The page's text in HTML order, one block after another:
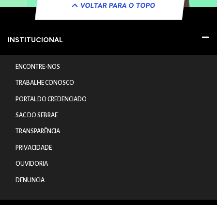
VOLTAR PARA O TOPO
INSTITUCIONAL
ENCONTRE-NOS
TRABALHE CONOSCO
PORTAL DO CREDENCIADO
SAC DO SEBRAE
TRANSPARÊNCIA
PRIVACIDADE
OUVIDORIA
DENUNCIA